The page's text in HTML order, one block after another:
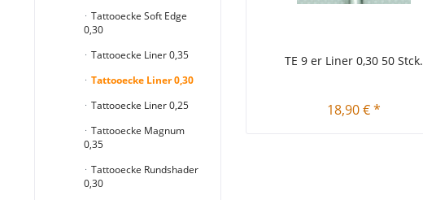
Tattooecke Soft Edge
0,30
Tattooecke Liner 0,35
Tattooecke Liner 0,30
Tattooecke Liner 0,25
Tattooecke Magnum
0,35
Tattooecke Rundshader
0,30
TE 9 er Liner 0,30 50 Stck.
18,90 € *